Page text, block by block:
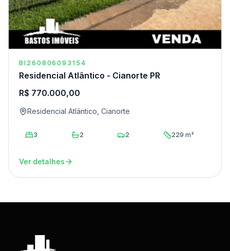
BI260806093154
Residencial Atlântico - Cianorte PR
R$ 770.000,00
Residencial Atlântico, Cianorte
3 2 2 229 m²
Ver detalhes